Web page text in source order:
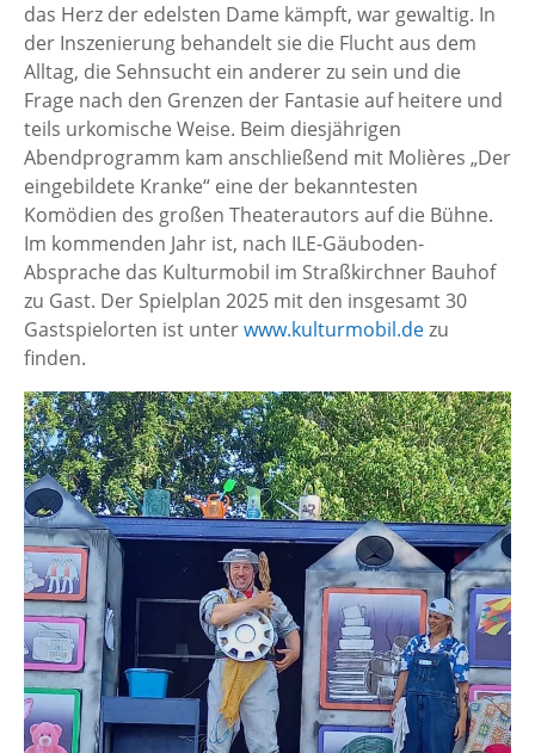
das Herz der edelsten Dame kämpft, war gewaltig. In
der Inszenierung behandelt sie die Flucht aus dem
Alltag, die Sehnsucht ein anderer zu sein und die
Frage nach den Grenzen der Fantasie auf heitere und
teils urkomische Weise. Beim diesjährigen
Abendprogramm kam anschließend mit Molières „Der
eingebildete Kranke“ eine der bekanntesten
Komödien des großen Theaterautors auf die Bühne.
Im kommenden Jahr ist, nach ILE-Gäuboden-
Absprache das Kulturmobil im Straßkirchner Bauhof
zu Gast. Der Spielplan 2025 mit den insgesamt 30
Gastspielorten ist unterwww.kulturmobil.dezu
finden.